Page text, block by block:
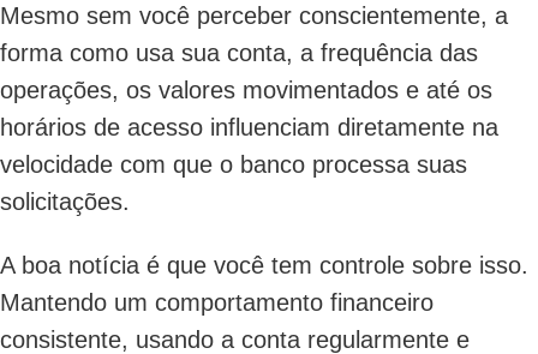
Mesmo sem você perceber conscientemente, a
forma como usa sua conta, a frequência das
operações, os valores movimentados e até os
horários de acesso influenciam diretamente na
velocidade com que o banco processa suas
solicitações.
A boa notícia é que você tem controle sobre isso.
Mantendo um comportamento financeiro
consistente, usando a conta regularmente e